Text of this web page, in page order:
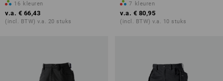
16 kleuren
v.a. € 66,43
(incl. BTW) v.a. 20 stuks
7 kleuren
v.a. € 80,95
(incl. BTW) v.a. 10 stuks